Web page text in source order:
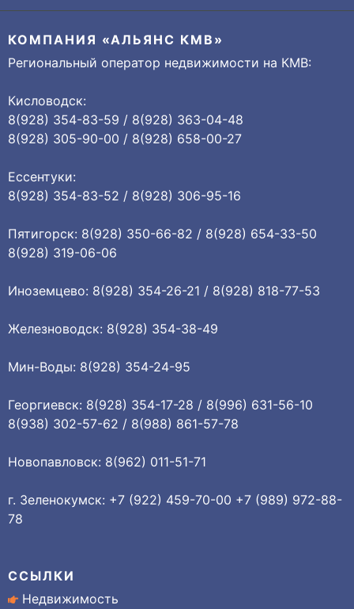
КОМПАНИЯ «АЛЬЯНС КМВ»
Региональный оператор недвижимости на КМВ:
Кисловодск:
8(928) 354-83-59 / 8(928) 363-04-48
8(928) 305-90-00 / 8(928) 658-00-27
Ессентуки:
8(928) 354-83-52 / 8(928) 306-95-16
Пятигорск: 8(928) 350-66-82 / 8(928) 654-33-50
8(928) 319-06-06
Иноземцево: 8(928) 354-26-21 / 8(928) 818-77-53
Железноводск: 8(928) 354-38-49
Мин-Воды: 8(928) 354-24-95
Георгиевск: 8(928) 354-17-28 / 8(996) 631-56-10
8(938) 302-57-62 / 8(988) 861-57-78
Новопавловск: 8(962) 011-51-71
г. Зеленокумск: +7 (922) 459-70-00 +7 (989) 972-88-
78
ССЫЛКИ
Недвижимость